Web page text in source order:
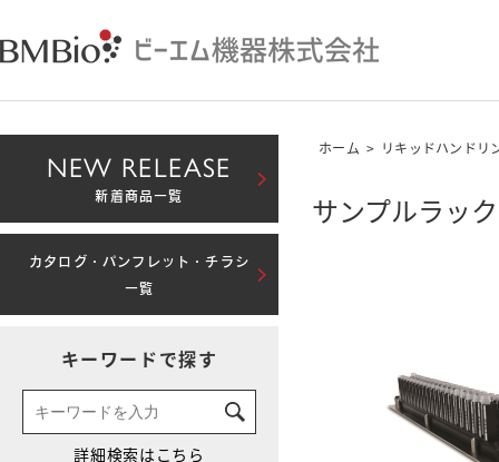
ホーム > リキッドハンドリ
サンプルラッ
NEW RELEASE
新着商品一覧
カタログ・パンフレット・チラシ
一覧
キーワードで探す